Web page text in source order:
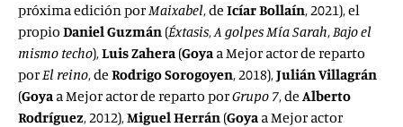
próxima edición porMaixabel, de Icíar Bollaín, 2021), el
propio Daniel Guzmán (Éxtasis,A golpes Mía Sarah,Bajo el
mismo techo),Luis Zahera (Goya a Mejor actor de reparto
porEl reino, de Rodrigo Sorogoyen, 2018),Julián Villagrán
(Goya a Mejor actor de reparto porGrupo 7, deAlberto
Rodríguez, 2012),Miguel Herrán (Goya a Mejor actor